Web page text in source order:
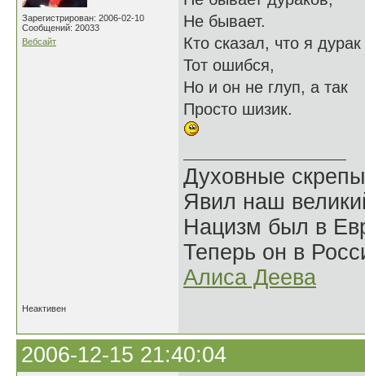
Зарегистрирован: 2006-02-10
Сообщений: 20033
Вебсайт
Не бывает.
Кто сказал, что я дурак
Тот ошибся,
Но и он не глуп, а так
Просто шизик.
Духовные
Явил наш
Нацизм был в
Теперь он в
Алиса Деева
Неактивен
2006-12-15 21:40:04